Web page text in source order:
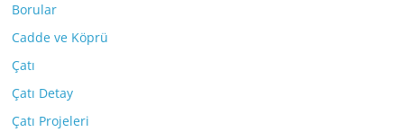
Borular
Cadde ve Köprü
Çatı
Çatı Detay
Çatı Projeleri